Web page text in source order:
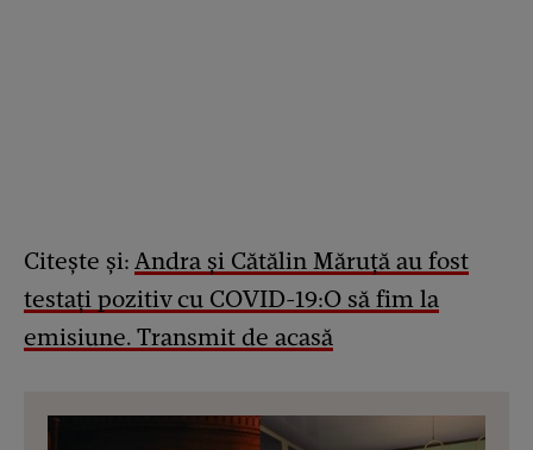
Citește și: Andra și Cătălin Măruță au fost
testați pozitiv cu COVID-19:O să fim la
emisiune. Transmit de acasă